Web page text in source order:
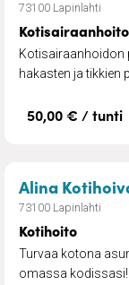
73100 Lapinlahti
Kotisairaanhoito
Kotisairaanhoidon
hakasten ja tikkien
50,00 € / tunti
Alina
73100 Lapinlahti
Kotihoito
Turvaa kotona
omassa kodissasi!